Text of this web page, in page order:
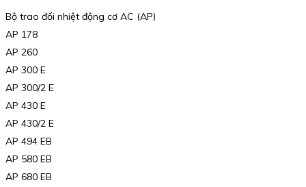
Bộ trao đổi nhiệt động cơ AC (AP)
AP 178
AP 260
AP 300 E
AP 300/2 E
AP 430 E
AP 430/2 E
AP 494 EB
AP 580 EB
AP 680 EB